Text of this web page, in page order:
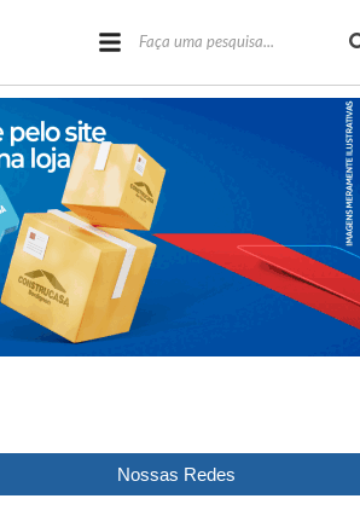
Nossas Redes